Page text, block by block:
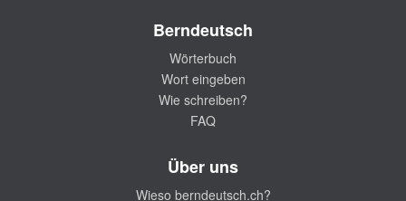
Berndeutsch
Wörterbuch
Wort eingeben
Wie schreiben?
FAQ
Über uns
Wieso berndeutsch.ch?